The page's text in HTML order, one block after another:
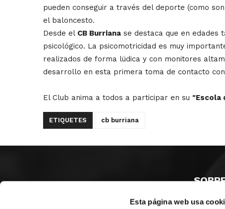
Esta página web usa
pueden conseguir a través del deporte (como
el baloncesto.
Desde el CB Burrianase destaca que en edades
psicológico. La psicomotricidad es muy
realizados de forma lúdica y con monitores
desarrollo en esta primera toma de contacto
El Club anima a todos a participar en su "Escola
ETIQUETES cb burriana